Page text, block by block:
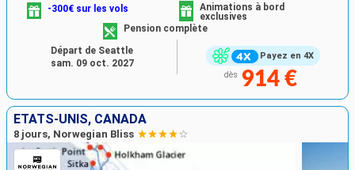
Payez en 4X
-300€ sur les vols
Animations à bord
exclusives
Pension complète
dès 914 €
Départ de Seattle
sam. 09 oct. 2027
ÉTATS-UNIS, CANADA
8 jours, Norwegian Bliss